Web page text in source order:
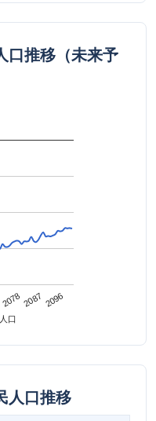
口推移（未来予
口
20782087 2096
人口推移